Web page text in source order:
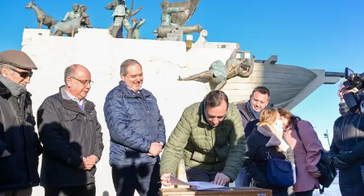
Social de Gendarmería.
Entre las razones que permitieron esta medida, según la
Justicia, se consideraron dosatenuantes:
Sucolaboración sustancial con la investigación,
al admitir los hechos.
Suconducta anterior irreprochable , al no
registrar antecedentes penales previos.